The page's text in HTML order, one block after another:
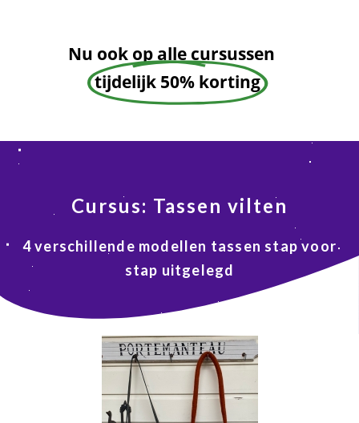
Nu ook op alle cursussen
tijdelijk 50% korting
Cursus: Tassen vilten
4 verschillende modellen tassen stap voor
stap uitgelegd